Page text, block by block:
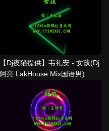
【Dj夜猫提供】韦礼安 - 女孩(Dj
阿亮 LakHouse Mix国语男)